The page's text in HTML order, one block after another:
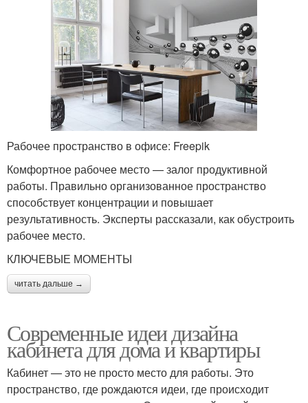
Рабочее пространство в офисе: Freepik
Комфортное рабочее место — залог продуктивной
работы. Правильно организованное пространство
способствует концентрации и повышает
результативность. Эксперты рассказали, как обустроить
рабочее место.
КЛЮЧЕВЫЕ МОМЕНТЫ
читать дальше →
Современные идеи дизайна
кабинета для дома и квартиры
Кабинет — это не просто место для работы. Это
пространство, где рождаются идеи, где происходит